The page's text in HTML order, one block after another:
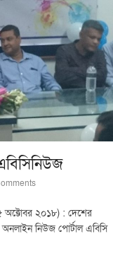
অক্টোবর ২০১৮) : দেশের
অনলাইন নিউজ পোর্টাল এবিসি